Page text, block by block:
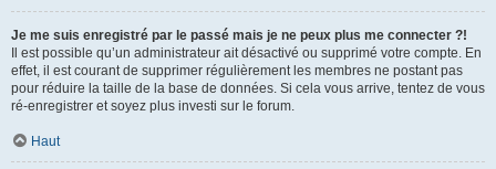
Je me suis enregistré par le passé mais je ne peux plus me connecter ?!
Il est possible qu’un administrateur ait désactivé ou supprimé votre compte. En
effet, il est courant de supprimer régulièrement les membres ne postant pas
pour réduire la taille de la base de données. Si cela vous arrive, tentez de vous
ré-enregistrer et soyez plus investi sur le forum.
Haut